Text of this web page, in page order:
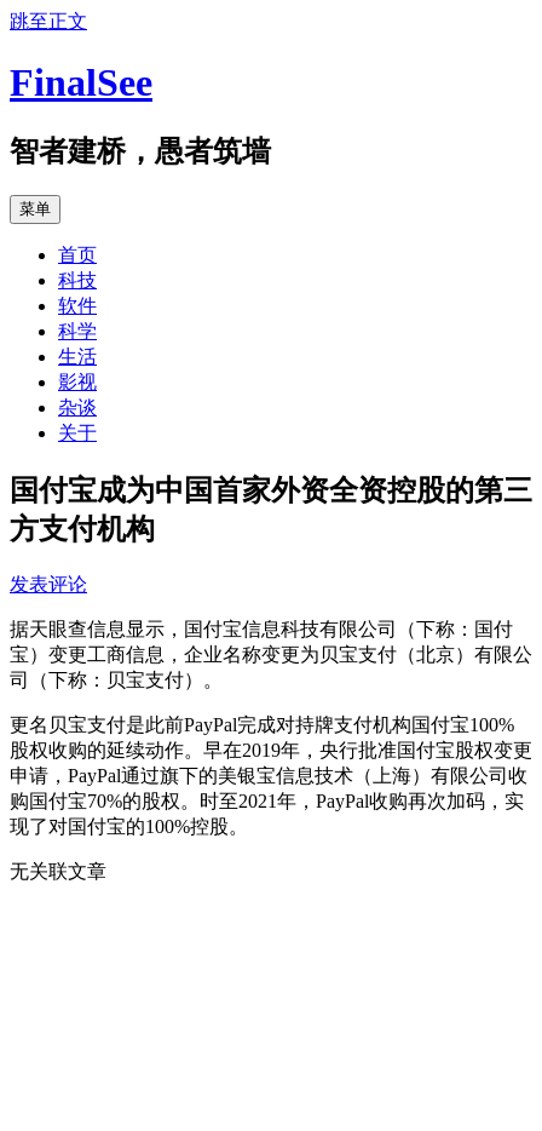
跳至正文
FinalSee
智者建桥，愚者筑墙
菜单
首页
科技
软件
科学
生活
影视
杂谈
关于
国付宝成为中国首家外资全资控股的第三
方支付机构
发表评论
据天眼查信息显示，国付宝信息科技有限公司（下称：国付
宝）变更工商信息，企业名称变更为贝宝支付（北京）有限公
司（下称：贝宝支付）。
更名贝宝支付是此前PayPal完成对持牌支付机构国付宝100%
股权收购的延续动作。早在2019年，央行批准国付宝股权变更
申请，PayPal通过旗下的美银宝信息技术（上海）有限公司收
购国付宝70%的股权。时至2021年，PayPal收购再次加码，实
现了对国付宝的100%控股。
无关联文章